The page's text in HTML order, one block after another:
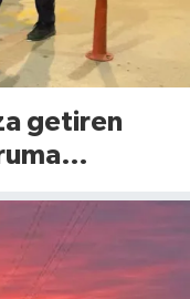
getiren